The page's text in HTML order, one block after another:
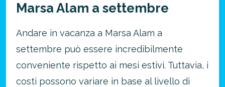
Marsa Alam a settembre
Andare in vacanza a Marsa Alam a
settembre può essere incredibilmente
conveniente rispetto ai mesi estivi. Tuttavia, i
costi possono variare in base al livello di